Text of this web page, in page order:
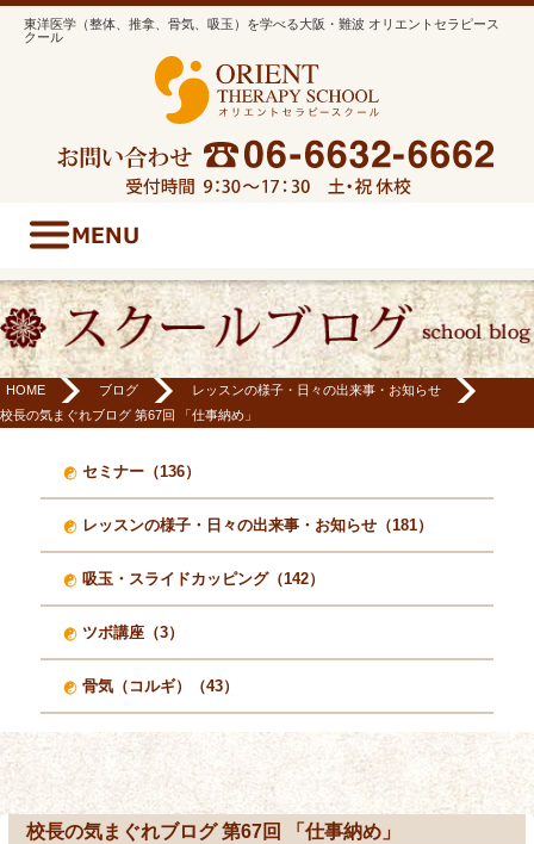
東洋医学（整体、推拿、骨気、吸玉）を学べる大阪・難波 オリエントセラピース
クール
HOME ブログ
レッスンの様子・日々の出来事・お知らせ
校長の気まぐれブログ 第67回 「仕事納め」
セミナー（136）
レッスンの様子・日々の出来事・お知らせ（181）
吸玉・スライドカッピング（142）
ツボ講座（3）
骨気（コルギ）（43）
校長の気まぐれブログ 第67回 「仕事納め」